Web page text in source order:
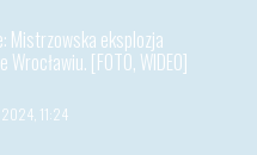
Mistrzowska eksplozja
[FOTO, WIDEO]
2024, 11:24